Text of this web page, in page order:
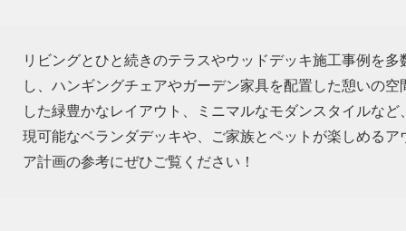
リビングとひと続きのテラスやウッドデッキ施工事例を
し、ハンギングチェアやガーデン家具を配置した憩いの
した緑豊かなレイアウト、ミニマルなモダンスタイルな
現可能なベランダデッキや、ご家族とペットが楽しめる
ア計画の参考にぜひご覧ください！